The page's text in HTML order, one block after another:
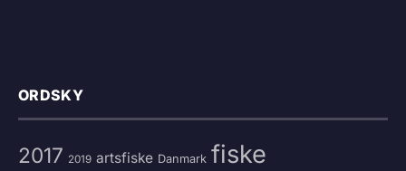
ORDSKY
2017 2019 artsfiske Danmark fiske